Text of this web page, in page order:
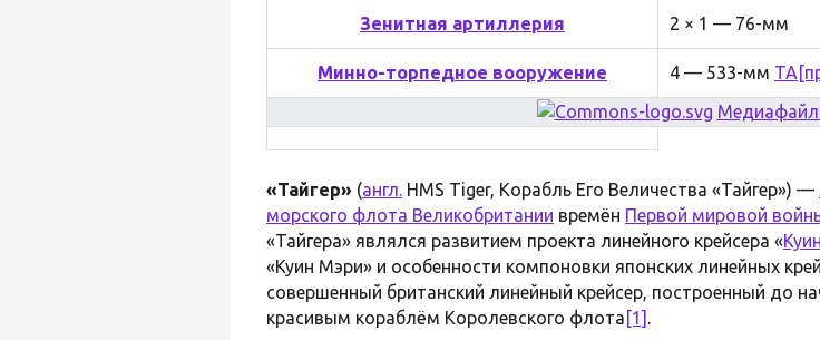
Зенитная артиллерия 2 × 1 — 76-мм
Минно-торпедное вооружение 4 — 533-мм ТА
«Тайгер» (англ. HMS Tiger, Корабль Его Величества «Тайгер») —
морского флота Великобритании времён Первой мировой
«Тайгера» являлся развитием проекта линейного крейсера «
«Куин Мэри» и особенности компоновки японских линейных
совершенный британский линейный крейсер, построенный до
красивым кораблём Королевского флота [1] .